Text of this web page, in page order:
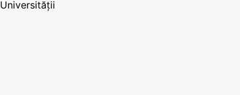
Universității